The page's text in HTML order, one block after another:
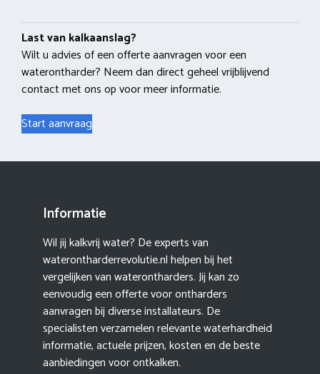
Last van kalkaanslag?
Wilt u advies of een offerte aanvragen voor een
waterontharder? Neem dan direct geheel vrijblijvend
contact met ons op voor meer informatie.
Start aanvraag
Informatie
Wil jij kalkvrij water? De experts van
waterontharderrevolutie.nl helpen bij het
vergelijken van waterontharders. Jij kan zo
eenvoudig een offerte voor ontharders
aanvragen bij diverse installateurs. De
specialisten verzamelen relevante waterhardheid
informatie, actuele prijzen, kosten en de beste
aanbiedingen voor ontkalken.